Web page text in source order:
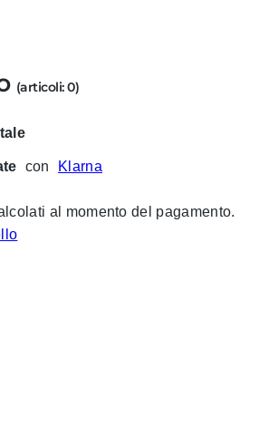
(articoli: 0)
con
Klarna
al momento del pagamento.